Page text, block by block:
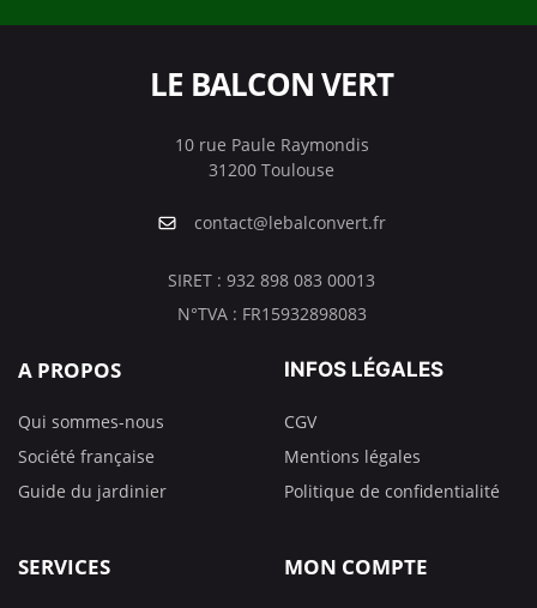
LE BALCON VERT
10 rue Paule Raymondis
31200 Toulouse
contact@lebalconvert.fr
SIRET : 932 898 083 00013
N°TVA : FR15932898083
A PROPOS
Qui sommes-nous
Société française
Guide du jardinier
INFOS LÉGALES
CGV
Mentions légales
Politique de confidentialité
SERVICES MON COMPTE